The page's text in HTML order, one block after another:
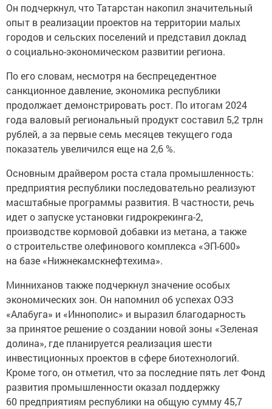
Он подчеркнул, что Татарстан накопил значительный
опыт в реализации проектов на территории малых
городов и сельских поселений и представил доклад
о социально-экономическом развитии региона.
По его словам, несмотря на беспрецедентное
санкционное давление, экономика республики
продолжает демонстрировать рост. По итогам 2024
года валовый региональный продукт составил 5,2 трлн
рублей, а за первые семь месяцев текущего года
показатель увеличился еще на 2,6 %.
Основным драйвером роста стала промышленность:
предприятия республики последовательно реализуют
масштабные программы развития. В частности, речь
идет о запуске установки гидрокрекинга-2,
производстве кормовой добавки из метана, а также
о строительстве олефинового комплекса «ЭП-600»
на базе «Нижнекамскнефтехима».
Минниханов также подчеркнул значение особых
экономических зон. Он напомнил об успехах ОЭЗ
«Алабуга» и «Иннополис» и выразил благодарность
за принятое решение о создании новой зоны «Зеленая
долина», где планируется реализация шести
инвестиционных проектов в сфере биотехнологий.
Кроме того, он отметил, что за последние пять лет Фонд
развития промышленности оказал поддержку
60 предприятиям республики на общую сумму 45,7